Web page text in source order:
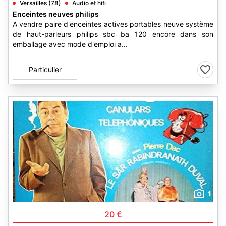
Versailles (78) Audio et hifi
Enceintes neuves philips
A vendre paire d'enceintes actives portables neuve système
de haut-parleurs philips sbc ba 120 encore dans son
emballage avec mode d'emploi a...
Particulier
1
20 €